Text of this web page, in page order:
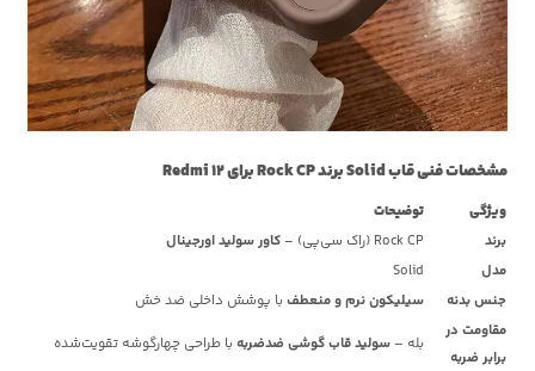
مشخصات فنی قاب Solid برند Rock CP برای Redmi 12
ویژگی
توضیحات
برند
Rock CP (راک سی‌پی) –
کاور سولید اورجینال
مدل
Solid
جنس بدنه
سیلیکون نرم و منعطف با پوشش داخلی ضد خش
مقاومت در
برابر ضربه
بله –سولید قاب گوشی ضدضربه با طراحی چهارگوشه تقویت‌شده